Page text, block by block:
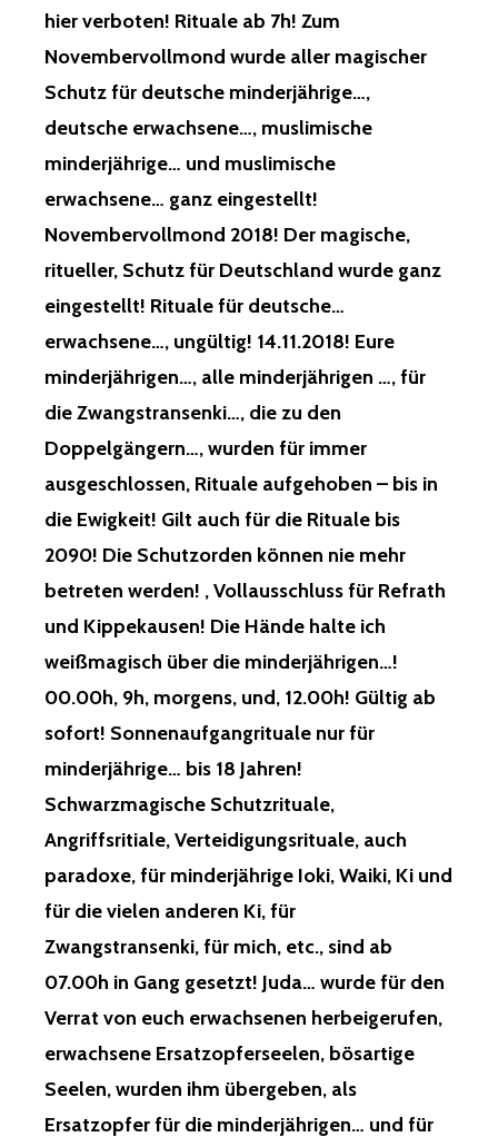
hier verboten! Rituale ab 7h! Zum
Novembervollmond wurde aller magischer
Schutz für deutsche minderjährige…,
deutsche erwachsene…, muslimische
minderjährige… und muslimische
erwachsene… ganz eingestellt!
Novembervollmond 2018! Der magische,
ritueller, Schutz für Deutschland wurde ganz
eingestellt! Rituale für deutsche…
erwachsene…, ungültig! 14.11.2018! Eure
minderjährigen…, alle minderjährigen …, für
die Zwangstransenki…, die zu den
Doppelgängern…, wurden für immer
ausgeschlossen, Rituale aufgehoben – bis in
die Ewigkeit! Gilt auch für die Rituale bis
2090! Die Schutzorden können nie mehr
betreten werden! , Vollausschluss für Refrath
und Kippekausen! Die Hände halte ich
weißmagisch über die minderjährigen…!
00.00h, 9h, morgens, und, 12.00h! Gültig ab
sofort! Sonnenaufgangrituale nur für
minderjährige… bis 18 Jahren!
Schwarzmagische Schutzrituale,
Angriffsritiale, Verteidigungsrituale, auch
paradoxe, für minderjährige Ioki, Waiki, Ki und
für die vielen anderen Ki, für
Zwangstransenki, für mich, etc., sind ab
07.00h in Gang gesetzt! Juda… wurde für den
Verrat von euch erwachsenen herbeigerufen,
erwachsene Ersatzopferseelen, bösartige
Seelen, wurden ihm übergeben, als
Ersatzopfer für die minderjährigen… und für